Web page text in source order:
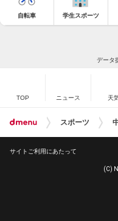
自転車 学生スポーツ
データ
TOP ニュース 天
スポーツ
サイトご利用にあたって
(C)